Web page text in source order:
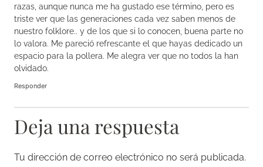
razas, aunque nunca me ha gustado ese término, pero es
triste ver que las generaciones cada vez saben menos de
nuestro folklore.. y de los que si lo conocen, buena parte no
lo valora. Me pareció refrescante el que hayas dedicado un
espacio para la pollera. Me alegra ver que no todos la han
olvidado.
Responder
Deja una respuesta
Tu dirección de correo electrónico no será publicada.